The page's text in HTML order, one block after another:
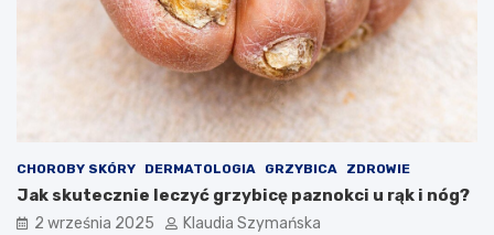
CHOROBY SKÓRY DERMATOLOGIA GRZYBICA ZDROWIE
Jak skutecznie leczyć grzybicę paznokci u rąk i nóg?
2 września 2025 Klaudia Szymańska